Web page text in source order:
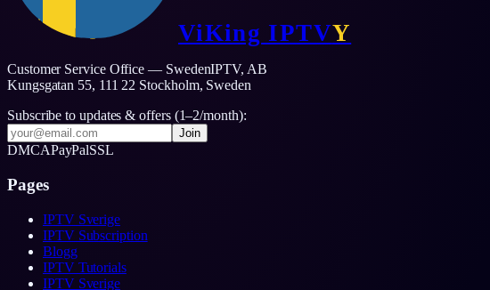
ViKing IPTVY
Customer Service Office — SwedenIPTV, AB
Kungsgatan 55, 111 22 Stockholm, Sweden
Subscribe to updates & offers (1–2/month):
Join
DMCAPayPalSSL
Pages
IPTV Sverige
IPTV Subscription
Blogg
IPTV Tutorials
IPTV Sverige